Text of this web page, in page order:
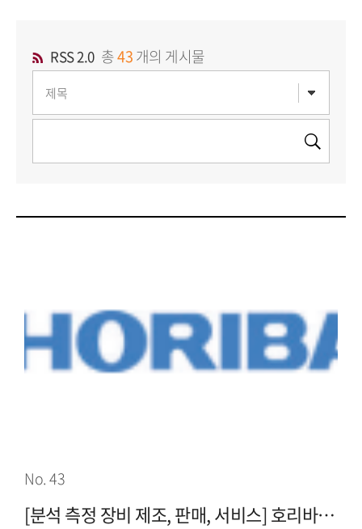
RSS 2.0 총43개의 게시물
No. 43
[분석 측정 장비 제조, 판매, 서비스] 호리바코리아